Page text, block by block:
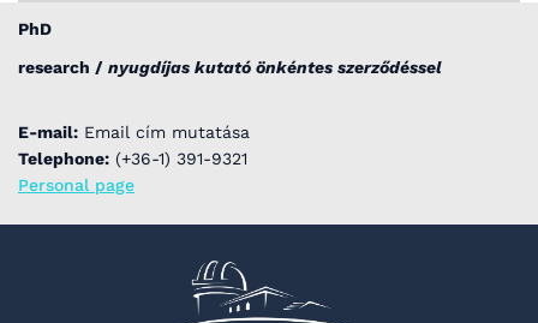
PhD
research / nyugdíjas kutató önkéntes szerződéssel
E-mail: Email cím mutatása
Telephone: (+36-1) 391-9321
Personal page